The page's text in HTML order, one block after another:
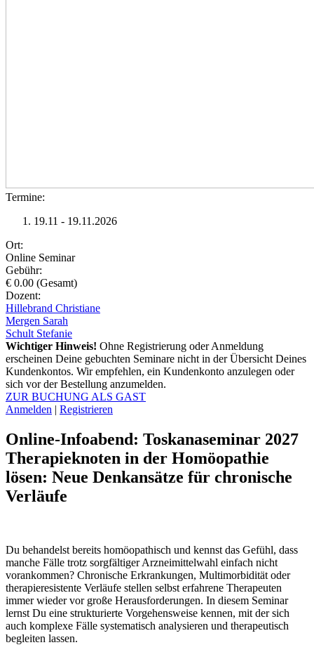
Termine:
19.11 - 19.11.2026
Ort:
Online Seminar
Gebühr:
€ 0.00 (Gesamt)
Dozent:
Hillebrand Christiane
Mergen Sarah
Schult Stefanie
Wichtiger Hinweis! Ohne Registrierung oder Anmeldung
erscheinen Deine gebuchten Seminare nicht in der Übersicht Deines
Kundenkontos. Wir empfehlen, ein Kundenkonto anzulegen oder
sich vor der Bestellung anzumelden.
ZUR BUCHUNG ALS GAST
Anmelden | Registrieren
Online-Infoabend: Toskanaseminar 2027
Therapieknoten in der Homöopathie
lösen: Neue Denkansätze für chronische
Verläufe
Du behandelst bereits homöopathisch und kennst das Gefühl, dass
manche Fälle trotz sorgfältiger Arzneimittelwahl einfach nicht
vorankommen? Chronische Erkrankungen, Multimorbidität oder
therapieresistente Verläufe stellen selbst erfahrene Therapeuten
immer wieder vor große Herausforderungen. In diesem Seminar
lernst Du eine strukturierte Vorgehensweise kennen, mit der sich
auch komplexe Fälle systematisch analysieren und therapeutisch
begleiten lassen.